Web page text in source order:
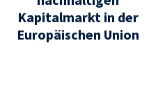
Kapitalmarkt in der
Europäischen Union